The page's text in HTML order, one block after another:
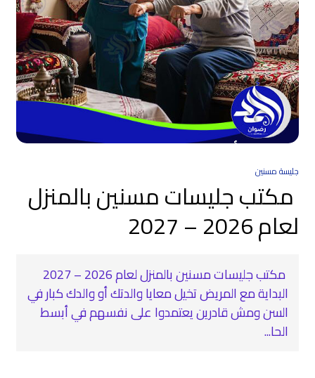
جليسة مسنين
مكتب جليسات مسنين بالمنزل
لعام 2026 – 2027
مكتب جليسات مسنين بالمنزل لعام 2026 – 2027
البداية مع المريض تخيل معايا والدتك أو والدك كبار في
السن ومش قادرين يعتمدوا على نفسهم في أبسط
الحا...